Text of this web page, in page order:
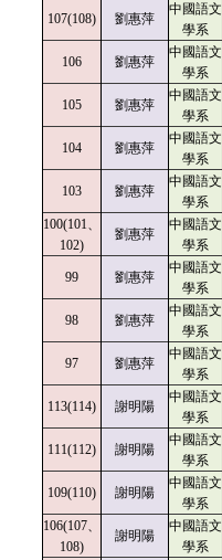
107(108) 劉惠萍
中國語文
學系
106 劉惠萍
中國語文
學系
105 劉惠萍
中國語文
學系
104 劉惠萍
中國語文
學系
103 劉惠萍
中國語文
學系
100(101、
102)
劉惠萍
中國語文
學系
99 劉惠萍
中國語文
學系
98 劉惠萍
中國語文
學系
97 劉惠萍
中國語文
學系
113(114) 謝明陽
中國語文
學系
111(112) 謝明陽
中國語文
學系
109(110) 謝明陽
中國語文
學系
106(107、
108)
謝明陽
中國語文
學系